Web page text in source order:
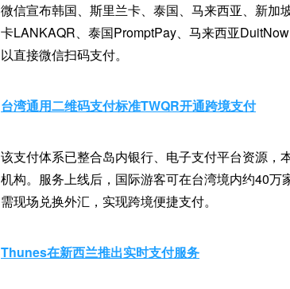
微信宣布韩国、斯里兰卡、泰国、马来西亚、新
卡LANKAQR、泰国PromptPay、马来西亚
以直接微信扫码支付。
台湾通用二维码支付标准TWQR开通跨境支付
该支付体系已整合岛内银行、电子支付平台资源
机构。服务上线后，国际游客可在台湾境内约40
需现场兑换外汇，实现跨境便捷支付。
Thunes在新西兰推出实时支付服务